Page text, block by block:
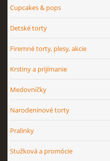
Cupcakes & pops
Detské torty
Firemné torty, plesy, akcie
Krstiny a prijímanie
Medovníčky
Narodeninové torty
Pralinky
Stužková a promócie